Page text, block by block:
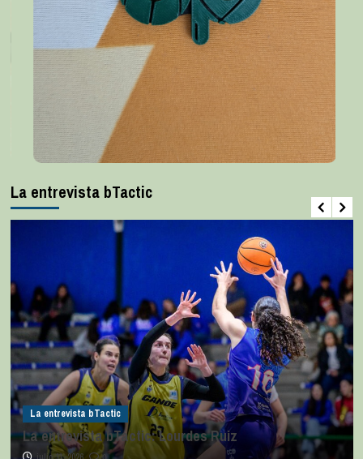
La entrevista bTactic
La entrevista bTactic
La entrevista bTactic: Lourdes Ruiz